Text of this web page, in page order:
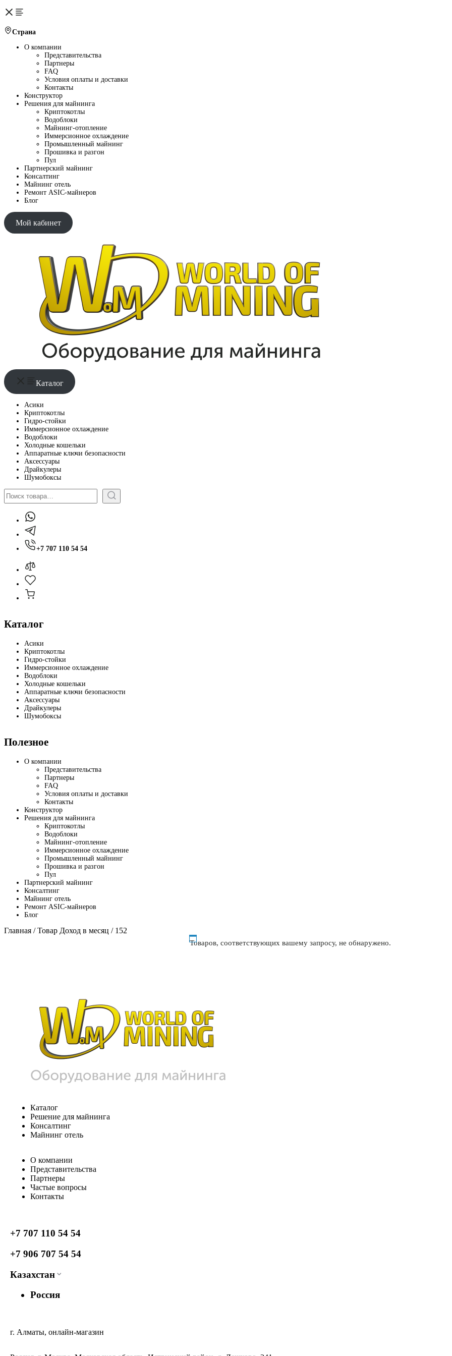
Страна
О компании
Представительства
Партнеры
FAQ
Условия оплаты и доставки
Контакты
Конструктор
Решения для майнинга
Криптокотлы
Водоблоки
Майнинг-отопление
Иммерсионное охлаждение
Промышленный майнинг
Прошивка и разгон
Пул
Партнерский майнинг
Консалтинг
Майнинг отель
Ремонт ASIC-майнеров
Блог
Мой кабинет
Каталог
Асики
Криптокотлы
Гидро-стойки
Иммерсионное охлаждение
Водоблоки
Холодные кошельки
Аппаратные ключи безопасности
Аксессуары
Драйкулеры
Шумобоксы
Поиск
+7 707 110 54 54
Каталог
Асики
Криптокотлы
Гидро-стойки
Иммерсионное охлаждение
Водоблоки
Холодные кошельки
Аппаратные ключи безопасности
Аксессуары
Драйкулеры
Шумобоксы
Полезное
О компании
Представительства
Партнеры
FAQ
Условия оплаты и доставки
Контакты
Конструктор
Решения для майнинга
Криптокотлы
Водоблоки
Майнинг-отопление
Иммерсионное охлаждение
Промышленный майнинг
Прошивка и разгон
Пул
Партнерский майнинг
Консалтинг
Майнинг отель
Ремонт ASIC-майнеров
Блог
Главная / Товар Доход в месяц / 152
Товаров, соответствующих вашему запросу, не обнаружено.
Каталог
Решение для майнинга
Консалтинг
Майнинг отель
О компании
Представительства
Партнеры
Частые вопросы
Контакты
+7 707 110 54 54
+7 906 707 54 54
Казахстан
Россия
г. Алматы, онлайн-магазин